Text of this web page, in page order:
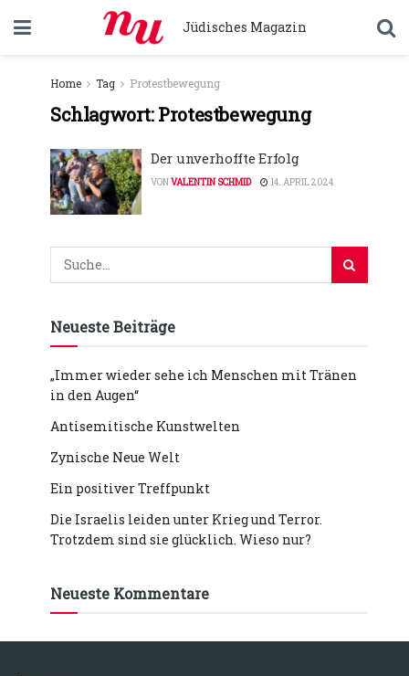
Jüdisches Magazin
Home Tag Protestbewegung
Schlagwort:Protestbewegung
Der unverhoffte Erfolg
VONVALENTIN SCHMID 14. APRIL 2024
Neueste Beiträge
„Immer wieder sehe ich Menschen mit Tränen
in den Augen“
Antisemitische Kunstwelten
Zynische Neue Welt
Ein positiver Treffpunkt
Die Israelis leiden unter Krieg und Terror.
Trotzdem sind sie glücklich. Wieso nur?
Neueste Kommentare